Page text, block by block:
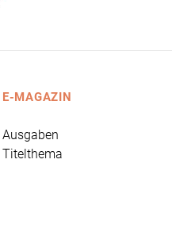
E-MAGAZIN
Ausgaben
Titelthema